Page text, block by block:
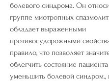
болевого синдрома. Он
группе миотропных
обладает выраженными
противосудорожными
правило, что позволяет
облегчить состояние
уменьшить болевой